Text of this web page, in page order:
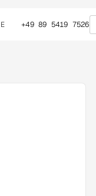
+49 89 5419 7526